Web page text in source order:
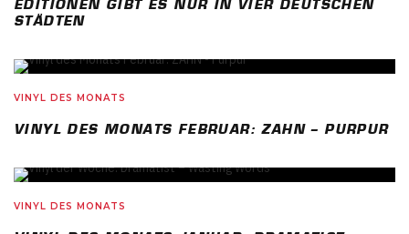
EDITIONEN GIBT ES NUR IN VIER DEUTSCHEN
STÄDTEN
VINYL DES MONATS
VINYL DES MONATS FEBRUAR: ZAHN – PURPUR
VINYL DES MONATS